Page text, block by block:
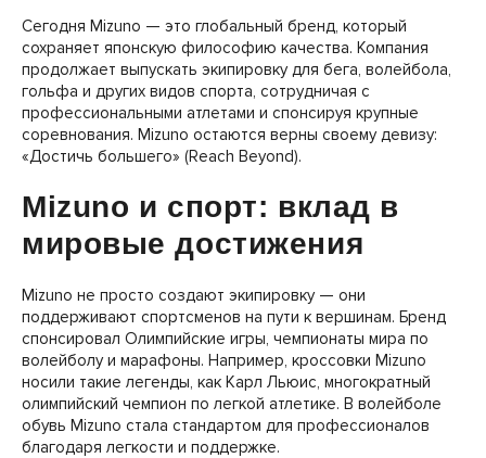
Сегодня Mizuno — это глобальный бренд, который
сохраняет японскую философию качества. Компания
продолжает выпускать экипировку для бега, волейбола,
гольфа и других видов спорта, сотрудничая с
профессиональными атлетами и спонсируя крупные
соревнования. Mizuno остаются верны своему девизу:
«Достичь большего» (Reach Beyond).
Mizuno и спорт: вклад в
мировые достижения
Mizuno не просто создают экипировку — они
поддерживают спортсменов на пути к вершинам. Бренд
спонсировал Олимпийские игры, чемпионаты мира по
волейболу и марафоны. Например, кроссовки Mizuno
носили такие легенды, как Карл Льюис, многократный
олимпийский чемпион по легкой атлетике. В волейболе
обувь Mizuno стала стандартом для профессионалов
благодаря легкости и поддержке.